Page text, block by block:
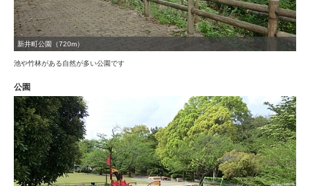
新井町公園（720m）
池や竹林がある自然が多い公園です
公園